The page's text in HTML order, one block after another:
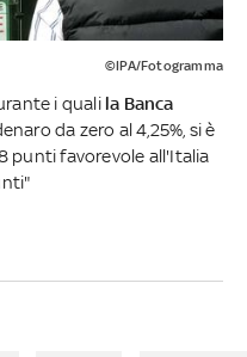
©IPA/Fotogramma
i quali la Banca
da zero al 4,25%, si è
punti favorevole all'Italia